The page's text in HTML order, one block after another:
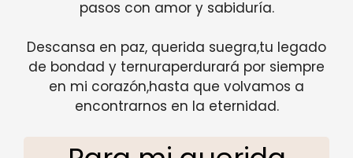
pasos con amor y sabiduría.
Descansa en paz, querida suegra,tu legado
de bondad y ternuraperdurará por siempre
en mi corazón,hasta que volvamos a
encontrarnos en la eternidad.